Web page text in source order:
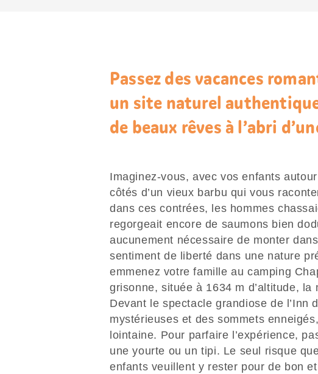
Passez des vacances
un site naturel
de beaux rêves à l’abri
Imaginez-vous, avec vos enfants
côtés d’un vieux barbu qui vous
dans ces contrées, les hommes
regorgeait encore de saumons bien
aucunement nécessaire de monter
sentiment de liberté dans une nature
emmenez votre famille au camping
grisonne, située à 1634 m d’altitude,
Devant le spectacle grandiose de l’Inn
mystérieuses et des sommets
lointaine. Pour parfaire l’expérience,
une yourte ou un tipi. Le seul risque
enfants veuillent y rester pour de bon